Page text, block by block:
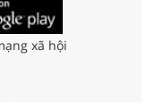
xã hội